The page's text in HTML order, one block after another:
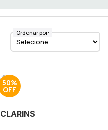
Ordenar por:
50%
CLARINS